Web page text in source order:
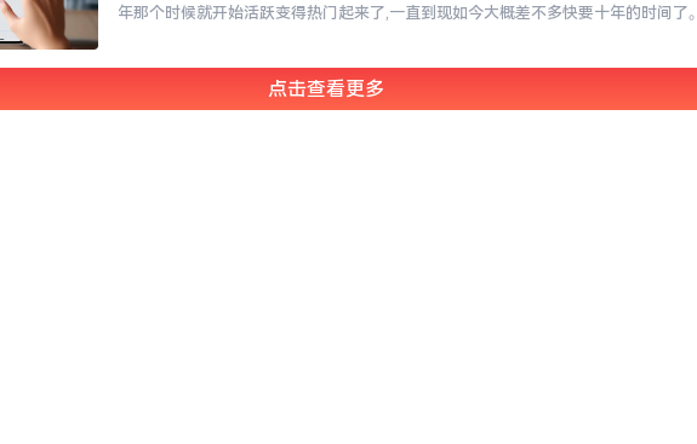
年那个时候就开始活跃变得热门起来了,一直到现如今大概差不多快要十年的时间了。
点击查看更多